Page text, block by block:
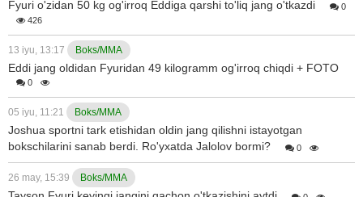
Fyuri o'zidan 50 kg og'irroq Eddiga qarshi to'liq jang o'tkazdi
0
426
13 iyu, 13:17 Boks/MMA
Eddi jang oldidan Fyuridan 49 kilogramm og'irroq chiqdi + FOTO
0
05 iyu, 11:21 Boks/MMA
Joshua sportni tark etishidan oldin jang qilishni istayotgan
bokschilarini sanab berdi. Ro'yxatda Jalolov bormi?
0
26 may, 15:39 Boks/MMA